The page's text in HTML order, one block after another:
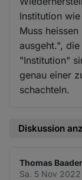
Institution
Muss
ausgeht.",
"Institution"
genau einer
schachteln.
Diskussion
Thomas
Sa. 5 Nov